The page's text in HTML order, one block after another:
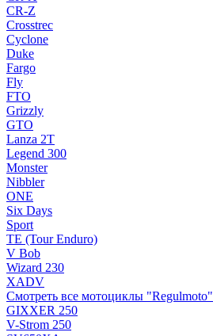
CR-Z
Crosstrec
Cyclone
Duke
Fargo
Fly
FTO
Grizzly
GTO
Lanza 2T
Legend 300
Monster
Nibbler
ONE
Six Days
Sport
TE (Tour Enduro)
V Bob
Wizard 230
XADV
Смотреть все мотоциклы "Regulmoto"
GIXXER 250
V-Strom 250